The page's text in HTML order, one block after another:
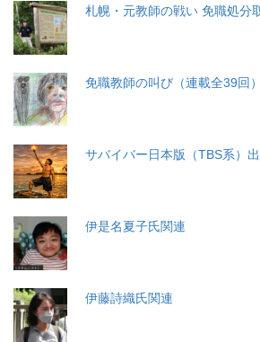
札幌・元教師の戦い 免職処分
免職教師の叫び（連載全39回）
サバイバー日本版（TBS系）
伊是名夏子氏関連
伊藤詩織氏関連